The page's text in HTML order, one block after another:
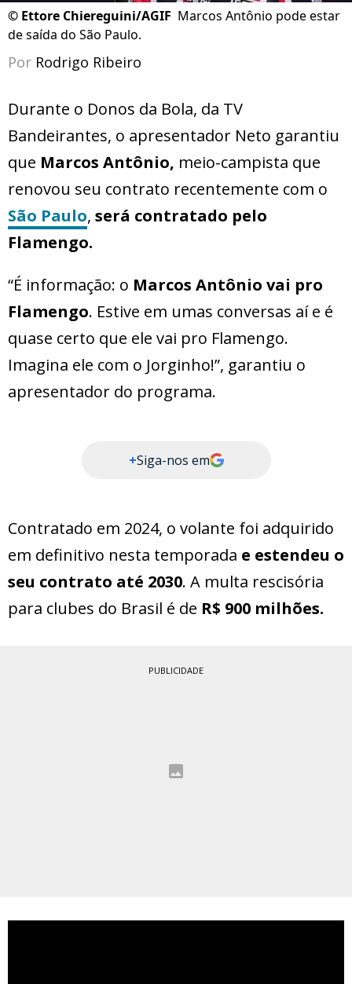
© Ettore Chiereguini/AGIF Marcos Antônio pode estar
de saída do São Paulo.
Por Rodrigo Ribeiro
Durante o Donos da Bola, da TV
Bandeirantes, o apresentador Neto garantiu
que Marcos Antônio, meio-campista que
renovou seu contrato recentemente com o
São Paulo, será contratado pelo
Flamengo.
“É informação: o Marcos Antônio vai pro
Flamengo. Estive em umas conversas aí e é
quase certo que ele vai pro Flamengo.
Imagina ele com o Jorginho!”, garantiu o
apresentador do programa.
+Siga-nos em
Contratado em 2024, o volante foi adquirido
em definitivo nesta temporada e estendeu o
seu contrato até 2030. A multa rescisória
para clubes do Brasil é de R$ 900 milhões.
PUBLICIDADE